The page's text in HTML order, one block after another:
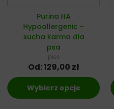
Purina HA
Hypoallergenic –
sucha karma dla
psa
pies
Od:129,00 zł
Wybierz opcje